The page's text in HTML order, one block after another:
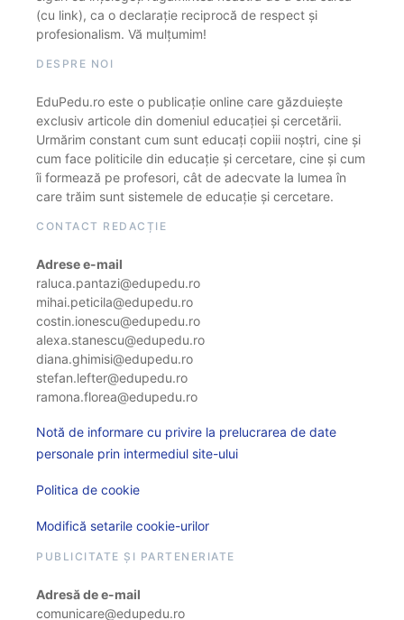
(cu link), ca o declarație reciprocă de respect și
profesionalism. Vă mulțumim!
DESPRE NOI
EduPedu.ro este o publicație online care găzduiește
exclusiv articole din domeniul educației și cercetării.
Urmărim constant cum sunt educați copiii noștri, cine și
cum face politicile din educație și cercetare, cine și cum
îi formează pe profesori, cât de adecvate la lumea în
care trăim sunt sistemele de educație și cercetare.
CONTACT REDACȚIE
Adrese e-mail
raluca.pantazi@edupedu.ro
mihai.peticila@edupedu.ro
costin.ionescu@edupedu.ro
alexa.stanescu@edupedu.ro
diana.ghimisi@edupedu.ro
stefan.lefter@edupedu.ro
ramona.florea@edupedu.ro
Notă de informare cu privire la prelucrarea de date
personale prin intermediul site-ului
Politica de cookie
Modifică setarile cookie-urilor
PUBLICITATE ȘI PARTENERIATE
Adresă de e-mail
comunicare@edupedu.ro